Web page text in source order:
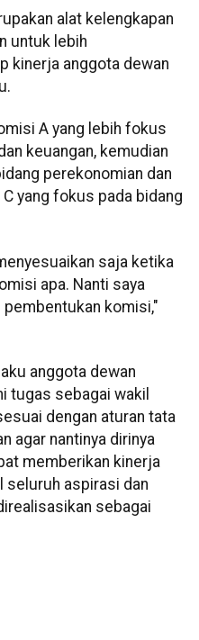
alat kelengkapan
untuk lebih
kinerja anggota dewan
A yang lebih fokus
keuangan, kemudian
perekonomian dan
yang fokus pada bidang
saja ketika
apa. Nanti saya
komisi,"
anggota dewan
tugas sebagai wakil
dengan aturan tata
agar nantinya dirinya
memberikan kinerja
seluruh aspirasi dan
sebagai